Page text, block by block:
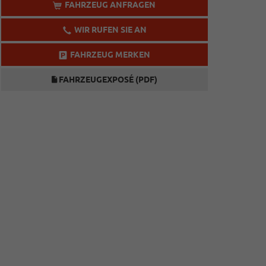
FAHRZEUG ANFRAGEN
WIR RUFEN SIE AN
FAHRZEUG MERKEN
FAHRZEUGEXPOSÉ (PDF)